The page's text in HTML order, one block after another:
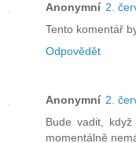
Anonymní 2.
Tento komentář
Odpovědět
Anonymní 2.
Bude vadit,
momentálně